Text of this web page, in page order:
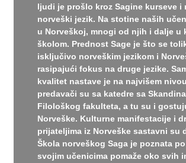
ljudi je prošlo kroz Sagine kurseve i
norveški jezik. Na stotine naših
u Norveškoj, mnogi od njih i dalje u
školom. Prednost Sage je što se
isključivo norveškim jezikom i
rasipajući fokus na druge jezike.
kvalitet nastave je na najvišem
predavači su sa katedre sa
Filološkog fakulteta, a tu su i
Norveške. Kulturne manifestacije i
prijateljima iz Norveške sastavni su
Škola norveškog Saga je poznata
svojim učenicima pomaže oko svih